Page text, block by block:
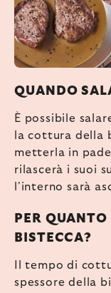
QUANDO
È possibile
la cottura della
metterla in
rilascerà i suoi
l'interno sarà
PER
BISTECCA?
Il tempo di
spessore della